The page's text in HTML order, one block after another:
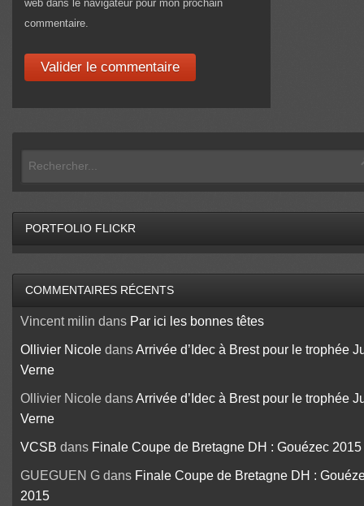
web dans le navigateur pour mon prochain
commentaire.
PORTFOLIO FLICKR
COMMENTAIRES RÉCENTS
Vincent milin dans Par ici les bonnes têtes
Ollivier NicoledansArrivée d’Idec à Brest pour le trophée
Verne
Ollivier NicoledansArrivée d’Idec à Brest pour le trophée
Verne
VCSB dans Finale Coupe de Bretagne DH : Gouézec 2015
GUEGUEN Gdans Finale Coupe de Bretagne DH :
2015